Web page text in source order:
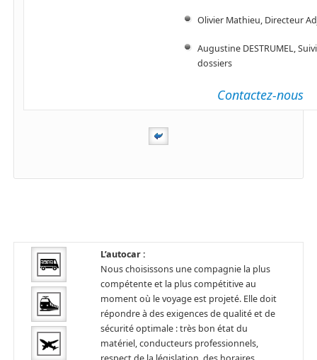
Olivier Mathieu, Directeur
Augustine DESTRUMEL,
dossiers
Contactez-nous
L’autocar :
Nous choisissons une compagnie la plus
compétente et la plus compétitive au
moment où le voyage est projeté. Elle doit
répondre à des exigences de qualité et de
sécurité optimale : très bon état du
matériel, conducteurs professionnels,